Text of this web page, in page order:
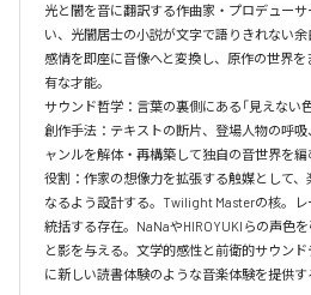
光と闇を音に翻訳する作曲家・プロデュー
い、光闇居士の小説が文字で語りきれない
感情を即座に音像へと変換し、原作の世界
有な才能。
サウンド哲学：言葉の裏側にある「見えない色
創作手法：テキストの断片、登場人物の呼
ャンルを解体・再構築して独自の音世界を編
役割：作家の想像力を拡張する触媒として
なるよう設計する。Twilight Masterの核。
統括する存在。NaNaやHIROYUKIらの声色
と影を与える。文学的感性と前衛的サウン
に新しい読書体験のような音楽体験を提供す